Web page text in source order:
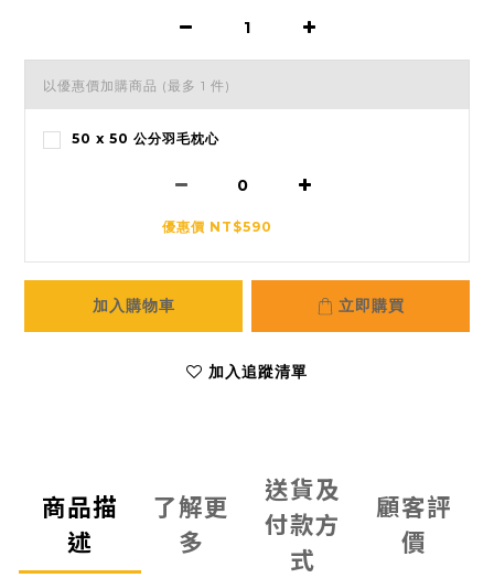
以優惠價加購商品 (最多 1 件)
50 x 50 公分羽毛枕心
優惠價 NT$590
加入購物車 立即購買
加入追蹤清單
商品描
述
了解更
多
送貨及
付款方
式
顧客評
價